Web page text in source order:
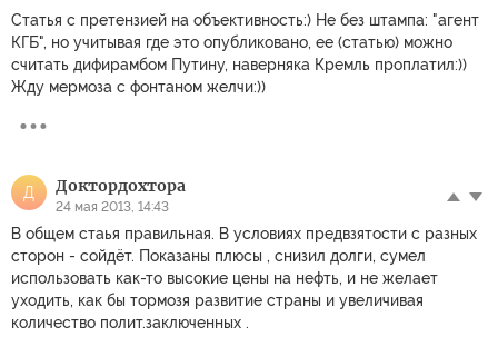
Статья с претензией на объективность:) Не без штампа: "агент
КГБ", но учитывая где это опубликовано, ее (статью) можно
считать дифирамбом Путину, наверняка Кремль проплатил:))
Жду мермоза с фонтаном желчи:))
Д Доктордохтора
24 мая 2013, 14:43
В общем стаья правильная. В условиях предвзятости с разных
сторон - сойдёт. Показаны плюсы , снизил долги, сумел
использовать как-то высокие цены на нефть, и не желает
уходить, как бы тормозя развитие страны и увеличивая
количество полит.заключенных .